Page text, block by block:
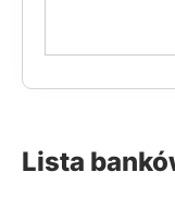
Lista